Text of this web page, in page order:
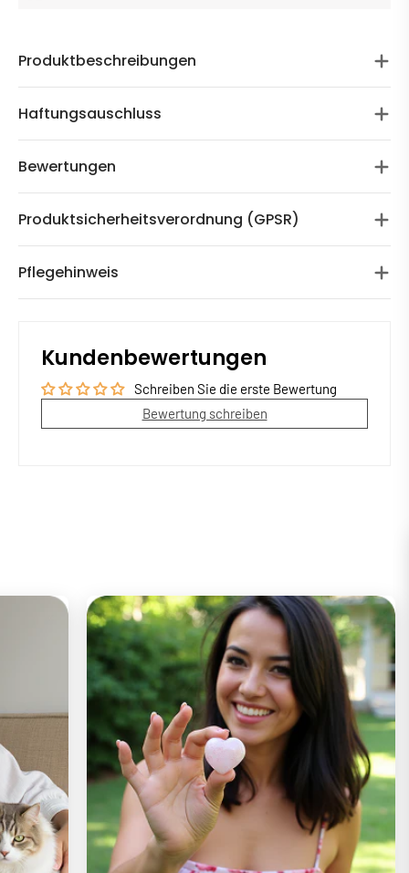
Produktbeschreibungen
Haftungsauschluss
Bewertungen
Produktsicherheitsverordnung (GPSR)
Pflegehinweis
Kundenbewertungen
Schreiben Sie die erste Bewertung
Bewertung schreiben